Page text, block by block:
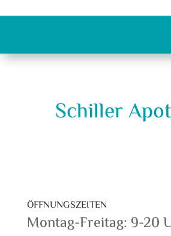
Schiller
ÖFFNUNGSZEITEN
Montag-Freitag: 9-20